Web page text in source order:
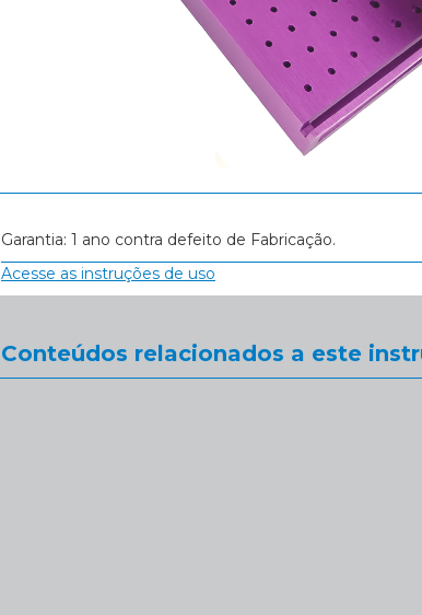
Garantia: 1 ano contra defeito de Fabricação.
Acesse as instruções de uso
Conteúdos relacionados a este